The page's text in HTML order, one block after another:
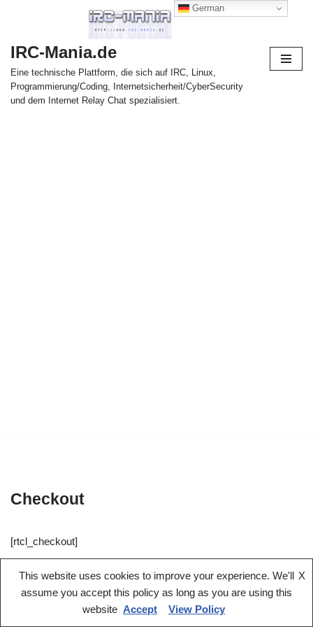
Inhalt
springen
IRC-Mania.de
Eine technische Plattform, die sich auf IRC, Linux,
Programmierung/Coding, Internetsicherheit/CyberSecurity
und dem Internet Relay Chat spezialisiert.
Checkout
[rtcl_checkout]
Kommerzielle Angebote
German
This website uses cookies to improve your experience. We'll
assume you accept this policy as long as you are using this
website
X
Accept View Policy